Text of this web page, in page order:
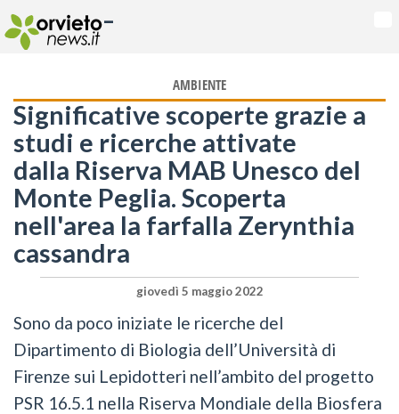
-
AMBIENTE
Significative scoperte grazie a
studi e ricerche attivate
dalla Riserva MAB Unesco del
Monte Peglia. Scoperta
nell'area la farfalla Zerynthia
cassandra
giovedì 5 maggio 2022
Sono da poco iniziate le ricerche del
Dipartimento di Biologia dell’Università di
Firenze sui Lepidotteri nell’ambito del progetto
PSR 16.5.1 nella Riserva Mondiale della Biosfera